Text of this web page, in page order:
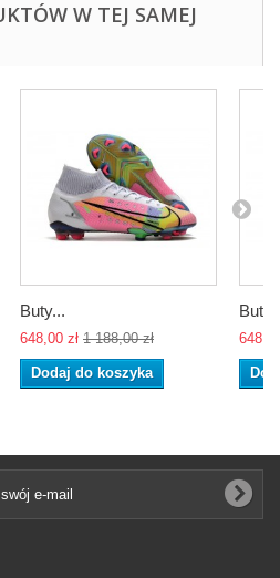
W TEJ SAMEJ
Buty...
648,00 zł 1 188,00 zł
Dodaj do koszyka